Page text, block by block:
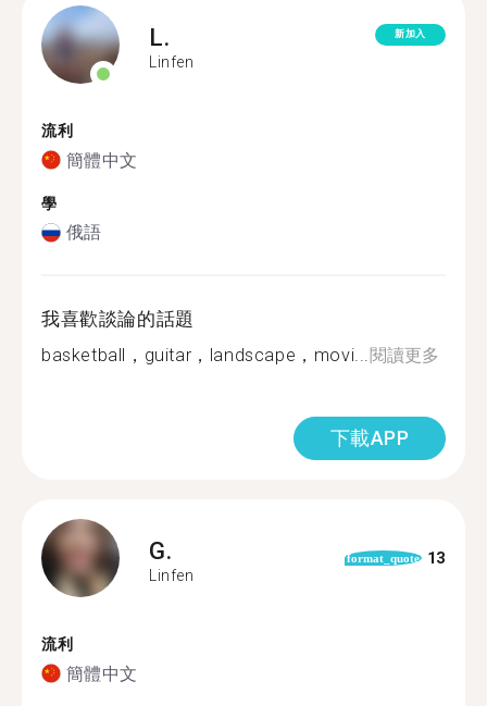
L.
Linfen
新加入
流利
簡體中文
學
俄語
我喜歡談論的話題
basketball，guitar，landscape，movi...閱讀更多
下載APP
G.
Linfen
format_quote 13
流利
簡體中文